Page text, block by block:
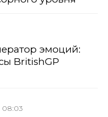
эмоций:
BritishGP